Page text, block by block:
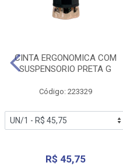
CINTA ERGONOMICA COM
SUSPENSORIO PRETA G
Código: 223329
R$ 45,75